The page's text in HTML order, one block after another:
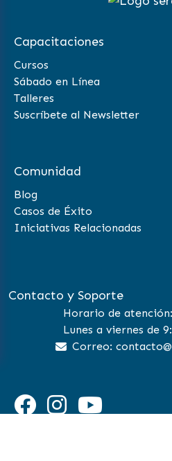
Capacitaciones
Cursos
Sábado en Línea
Talleres
Suscríbete al Newsletter
Comunidad
Blog
Casos de Éxito
Iniciativas Relacionadas
Contacto y Soporte
Horario de atención:
Lunes a viernes de
Correo: